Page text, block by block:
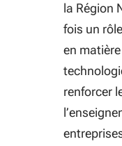
la Région
fois un
en
renforcer